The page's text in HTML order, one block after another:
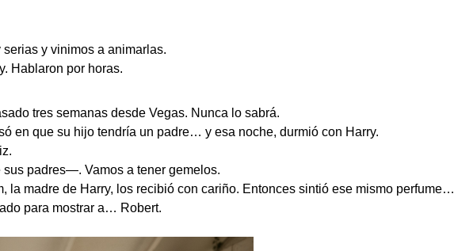
y vinimos a animarlas.
Hablaron por horas.
tres semanas desde Vegas. Nunca lo sabrá.
en que su hijo tendría un padre… y esa noche, durmió con Harry.
padres—. Vamos a tener gemelos.
la madre de Harry, los recibió con cariño. Entonces sintió ese mismo perfume…
para mostrar a… Robert.